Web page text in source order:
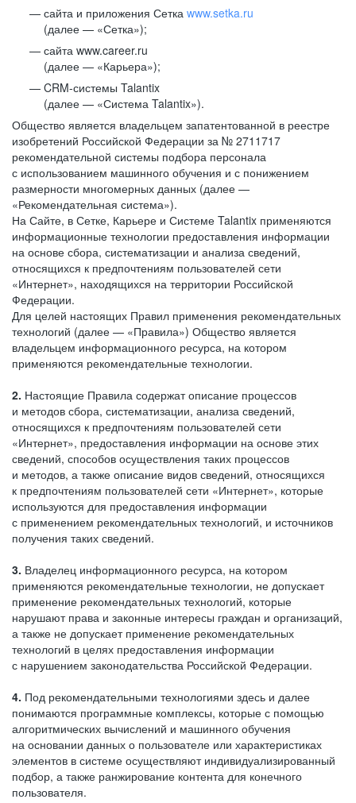
сайта и приложения Сетка www.setka.ru
(далее — «Сетка»);
сайта www.career.ru
(далее — «Карьера»);
CRM-системы Talantix
(далее — «Система Talantix»).
Общество является владельцем запатентованной в реестре
изобретений Российской Федерации за № 2711717
рекомендательной системы подбора персонала
с использованием машинного обучения и с понижением
размерности многомерных данных (далее —
«Рекомендательная система»).
На Сайте, в Сетке, Карьере и Системе Talantix применяются
информационные технологии предоставления информации
на основе сбора, систематизации и анализа сведений,
относящихся к предпочтениям пользователей сети
«Интернет», находящихся на территории Российской
Федерации.
Для целей настоящих Правил применения рекомендательных
технологий (далее — «Правила») Общество является
владельцем информационного ресурса, на котором
применяются рекомендательные технологии.
2. Настоящие Правила содержат описание процессов
и методов сбора, систематизации, анализа сведений,
относящихся к предпочтениям пользователей сети
«Интернет», предоставления информации на основе этих
сведений, способов осуществления таких процессов
и методов, а также описание видов сведений, относящихся
к предпочтениям пользователей сети «Интернет», которые
используются для предоставления информации
с применением рекомендательных технологий, и источников
получения таких сведений.
3. Владелец информационного ресурса, на котором
применяются рекомендательные технологии, не допускает
применение рекомендательных технологий, которые
нарушают права и законные интересы граждан и организаций,
а также не допускает применение рекомендательных
технологий в целях предоставления информации
с нарушением законодательства Российской Федерации.
4. Под рекомендательными технологиями здесь и далее
понимаются программные комплексы, которые с помощью
алгоритмических вычислений и машинного обучения
на основании данных о пользователе или характеристиках
элементов в системе осуществляют индивидуализированный
подбор, а также ранжирование контента для конечного
пользователя.